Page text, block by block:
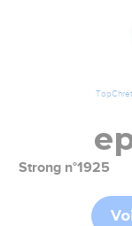
Strong n°1925